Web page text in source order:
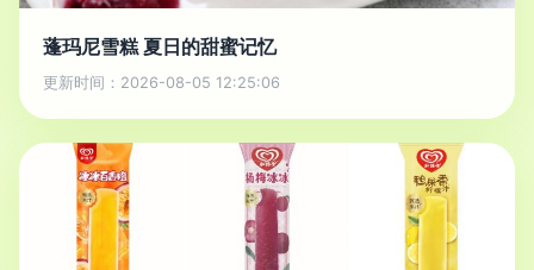
蓬玛尼雪糕 夏日的甜蜜记忆
更新时间：2026-08-05 12:25:06